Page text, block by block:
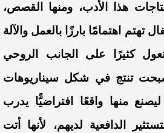
هذا الأدب، ومنها القصص،
اهتمامًا بارزًا بالعمل والآلة
تعول كثيرًا على الجانب الروحي
تنتج في شكل سيناريوهات
منها واقعًا افتراضيًّا يدرب
الدافعية لديهم، لأنها أتت